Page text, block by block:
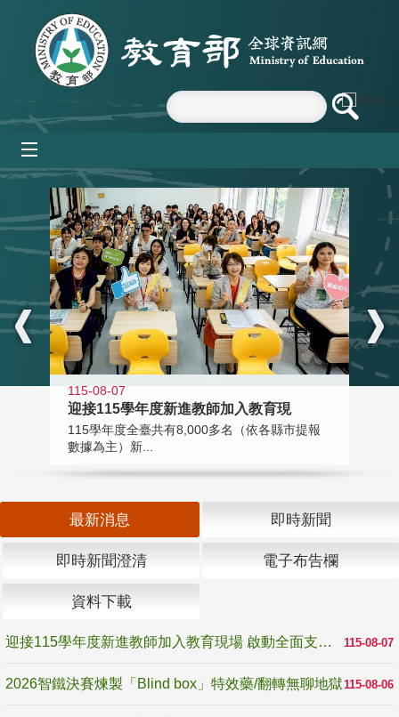
跳到主要內容區塊
:::
115-08-07
迎接115學年度新進教師加入教育現
115學年度全臺共有8,000多名（依各縣市提報
數據為主）新...
最新消息 即時新聞
即時新聞澄清 電子布告欄
資料下載
115-08-07
迎接115學年度新進教師加入教育現場 啟動全面支持陪伴
115-08-06
2026智鐵決賽煉製「Blind box」特效藥/翻轉無聊地獄